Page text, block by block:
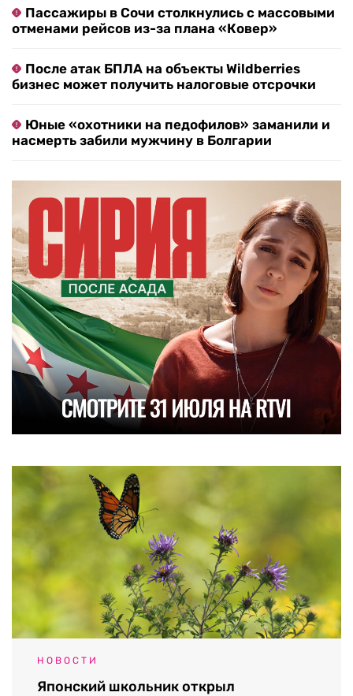
Пассажиры в Сочи столкнулись с массовыми
отменами рейсов из-за плана «Ковер»
После атак БПЛА на объекты Wildberries
бизнес может получить налоговые отсрочки
Юные «охотники на педофилов» заманили и
насмерть забили мужчину в Болгарии
НОВОСТИ
Японский школьник открыл